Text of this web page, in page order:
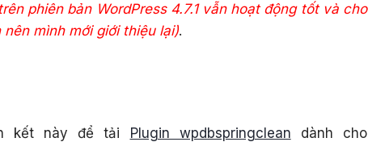
phiên bản WordPress 4.7.1 vẫn hoạt động tốt và cho
mình mới giới thiệu lại).
kết này để tải Plugin wpdbspringclean dành cho